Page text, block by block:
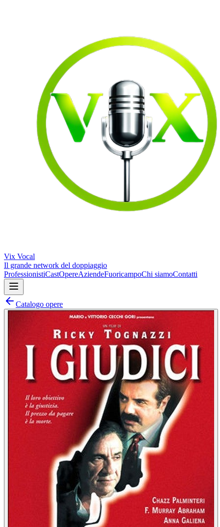
Vix Vocal
Il grande network del doppiaggio
ProfessionistiCastOpereAziendeFuoricampoChi siamoContatti
Catalogo opere